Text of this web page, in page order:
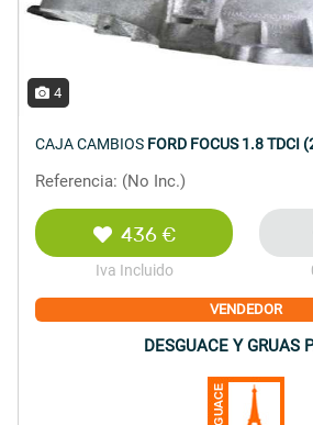
4
CAJA CAMBIOS FORD FOCUS 1.8 TDCI
Referencia: (No Inc.)
436 €
Iva Incluido
VENDEDOR
DESGUACE Y GRUAS